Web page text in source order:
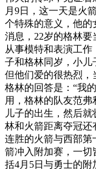
月9日，这一天是火
个特殊的意义，他的
消息，22岁的格林要
从事模特和表演工
子和格林同岁，小儿
但他们爱的很热烈，
格林的回答是：“我
用，格林的队友范
儿子的出生，然后
林和火箭距离夺冠还
连胜的火箭与西部第
箭冲入附加赛，一切
括4月5日与勇士的